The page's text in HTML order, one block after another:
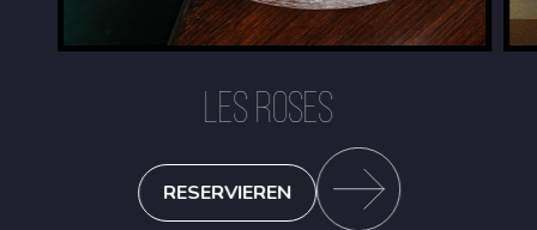
LES ROSES
RESERVIEREN